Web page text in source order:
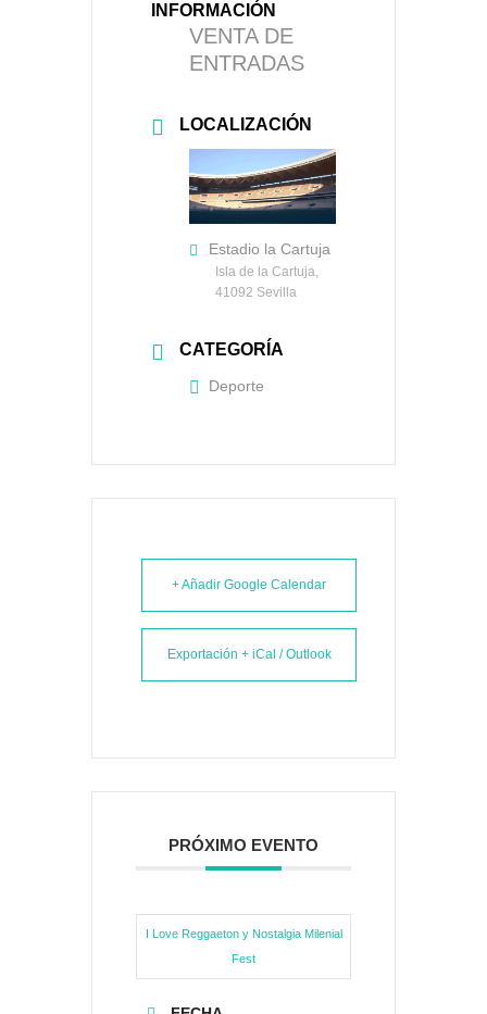
INFORMACIÓN
VENTA DE
ENTRADAS
LOCALIZACIÓN
Estadio la Cartuja
Isla de la Cartuja,
41092 Sevilla
CATEGORÍA
Deporte
+ Añadir Google Calendar
Exportación + iCal / Outlook
PRÓXIMO EVENTO
I Love Reggaeton y Nostalgia Milenial
Fest